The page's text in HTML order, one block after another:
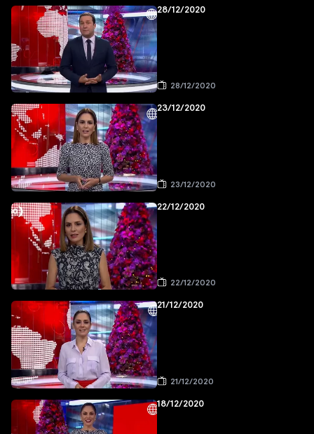
28/12/2020
28/12/2020
23/12/2020
23/12/2020
22/12/2020
22/12/2020
21/12/2020
21/12/2020
18/12/2020